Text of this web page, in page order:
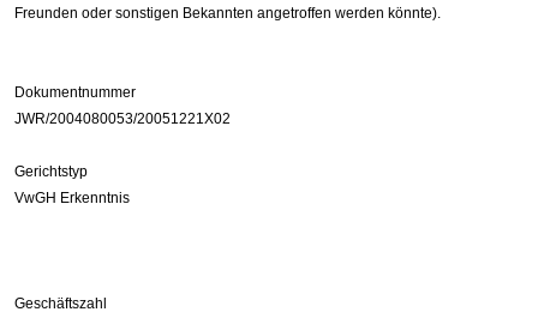
Freunden oder sonstigen Bekannten angetroffen werden könnte).
Dokumentnummer
JWR/2004080053/20051221X02
Gerichtstyp
VwGH Erkenntnis
Geschäftszahl